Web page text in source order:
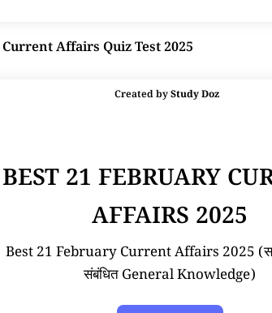
Affairs Quiz Test 2025
Created byStudy Doz
BEST 21 FEBRUARY
AFFAIRS 2025
Best 21 February Current Affairs 2025
संबंधित General Knowledge)